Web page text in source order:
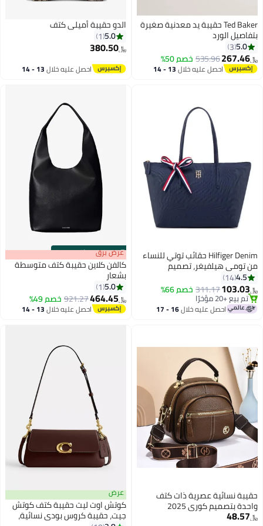
Ted Baker حقيبة يد معدنية صغيرة
بتفاصيل الورد
5.0
3
﷼‏267.46
535.96خصم 50%
احصل عليه خلال 13 - 14
3
الدو حقيبة أميلي كتف
5.0
1
﷼‏380.50
احصل عليه خلال 13 - 14
2
Hilfiger Denim حقائب توتي للنساء
من تومي هيلفيغر، تصميم
كلاسيكي متعدد الاستخدامات
بشريط توقيع بسعة كبيرة لحقيبة
كتف ويد للسفر والعمل والصالة
الرياضية
4.5
14
﷼‏103.03
311.17خصم 66%
#6 في حقائب الكتف النسائية
بتخلّص بسرعة
تم بيع +20 مؤخرًا
احصل عليه خلال 16 - 17
00m:00s
·باقي 100% عرض برق
كالفن كلاين حقيبة كتف متوسطة
بشعار
5.0
1
﷼‏464.45
921.27خصم 49%
احصل عليه خلال 13 - 14
حقيبة نسائية عصرية ذات كتف
واحدة بتصميم كوري 2025
﷼‏48.57
عرض
كوتش اوت ليت حقيبة كتف كوتش
جيت، حقيبة كروس بودي نسائية،